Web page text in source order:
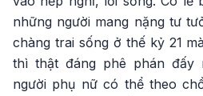
những người mang nặng tư
chàng trai sống ở thế kỷ 21
thì thật đáng phê phán đấy
người phụ nữ có thể theo